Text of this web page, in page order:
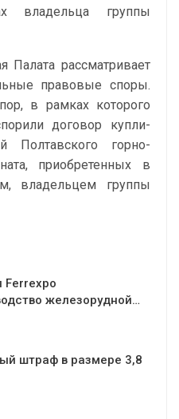
владельца группы
Палата рассматривает
правовые споры.
в рамках которого
договор купли-
Полтавского горно-
приобретенных в
владельцем группы
Ferrexpo
железорудной…
штраф в размере 3,8